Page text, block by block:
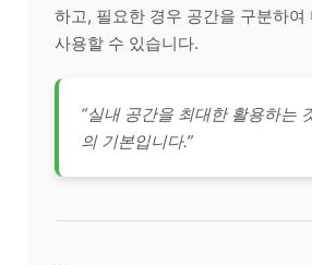
하고, 필요한 경우 공간을 구분하여
사용할 수 있습니다.
“실내 공간을 최대한 활용하는
의 기본입니다.”